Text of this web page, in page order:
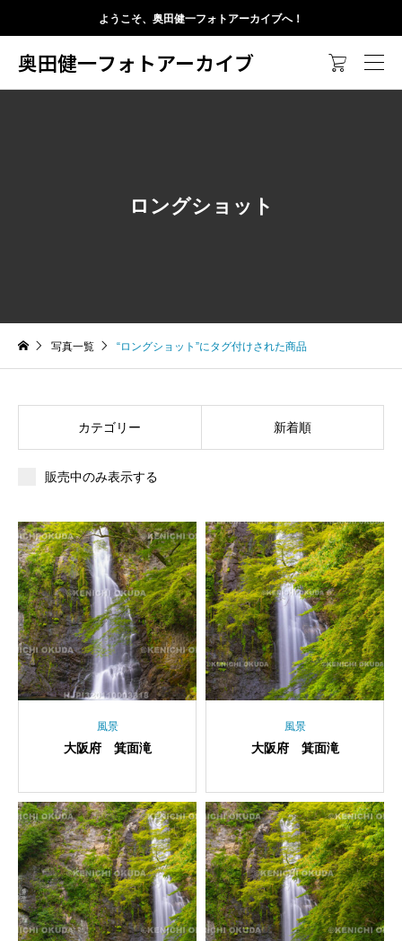
ようこそ、奥田健一フォトアーカイブへ！
奥田健一フォトアーカイブ 
ロングショット
写真一覧 “ロングショット”にタグ付けされた商品
カテゴリー 新着順
販売中のみ表示する
風景
大阪府 箕面滝
風景
大阪府 箕面滝